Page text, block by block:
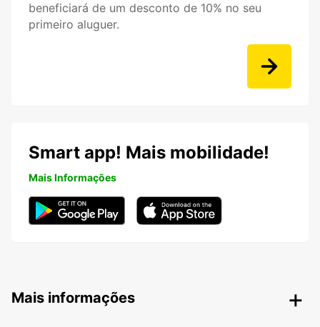
beneficiará de um desconto de 10% no seu
primeiro aluguer.
Smart app! Mais mobilidade!
Mais Informações
Mais informações